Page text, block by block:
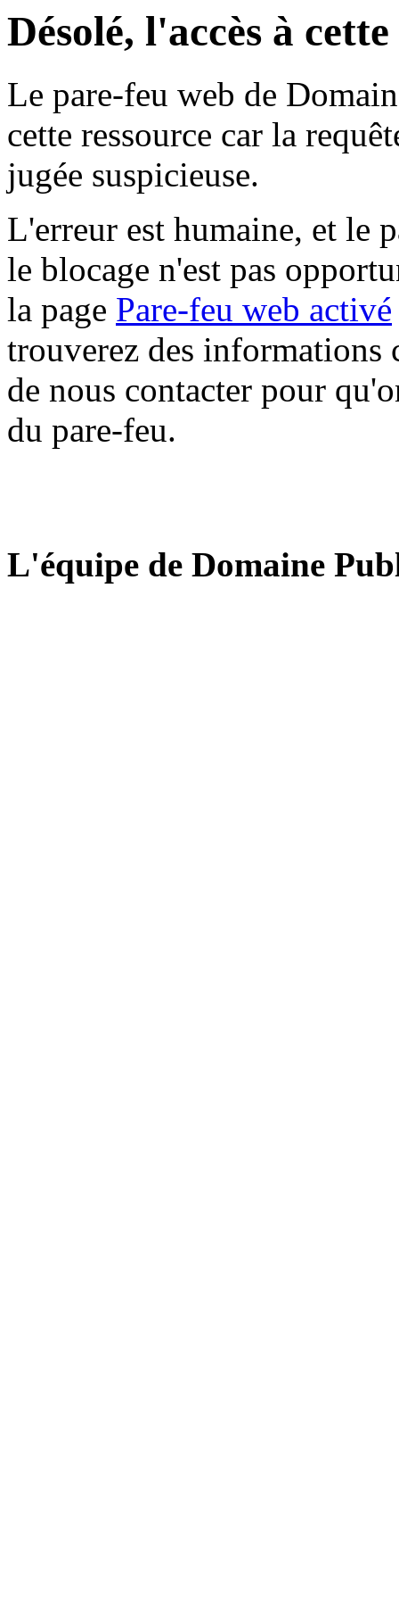
Désolé, l'accès à
Le pare-feu web de
cette ressource car la
jugée suspicieuse.
L'erreur est humaine, et le
le blocage n'est pas
la page Pare-feu web activé
trouverez des informations
de nous contacter pour
du pare-feu.
L'équipe de Domaine